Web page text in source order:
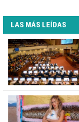
LAS MÁS LEÍDAS